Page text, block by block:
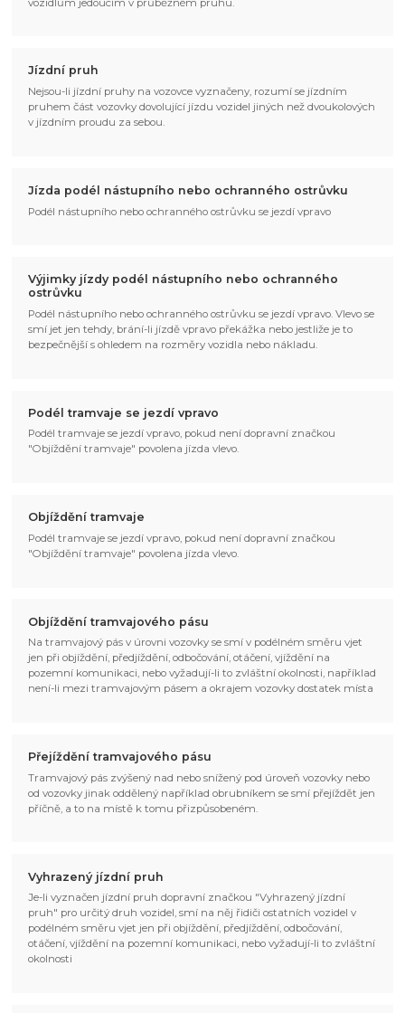
Jízdní pruh
Nejsou-li jízdní pruhy na vozovce vyznačeny, rozumí se jízdním
pruhem část vozovky dovolující jízdu vozidel jiných než dvoukolových
v jízdním proudu za sebou.
Jízda podél nástupního nebo ochranného ostrůvku
Podél nástupního nebo ochranného ostrůvku se jezdí vpravo
Výjimky jízdy podél nástupního nebo ochranného
ostrůvku
Podél nástupního nebo ochranného ostrůvku se jezdí vpravo. Vlevo se
smí jet jen tehdy, brání-li jízdě vpravo překážka nebo jestliže je to
bezpečnější s ohledem na rozměry vozidla nebo nákladu.
Podél tramvaje se jezdí vpravo
Podél tramvaje se jezdí vpravo, pokud není dopravní značkou
"Objíždění tramvaje" povolena jízda vlevo.
Objíždění tramvaje
Podél tramvaje se jezdí vpravo, pokud není dopravní značkou
"Objíždění tramvaje" povolena jízda vlevo.
Objíždění tramvajového pásu
Na tramvajový pás v úrovni vozovky se smí v podélném směru vjet
jen při objíždění, předjíždění, odbočování, otáčení, vjíždění na
pozemní komunikaci, nebo vyžadují-li to zvláštní okolnosti, například
není-li mezi tramvajovým pásem a okrajem vozovky dostatek místa
Přejíždění tramvajového pásu
Tramvajový pás zvýšený nad nebo snížený pod úroveň vozovky nebo
od vozovky jinak oddělený například obrubníkem se smí přejíždět jen
příčně, a to na místě k tomu přizpůsobeném.
Vyhrazený jízdní pruh
Je-li vyznačen jízdní pruh dopravní značkou "Vyhrazený jízdní
pruh" pro určitý druh vozidel, smí na něj řidiči ostatních vozidel v
podélném směru vjet jen při objíždění, předjíždění, odbočování,
otáčení, vjíždění na pozemní komunikaci, nebo vyžadují-li to zvláštní
okolnosti